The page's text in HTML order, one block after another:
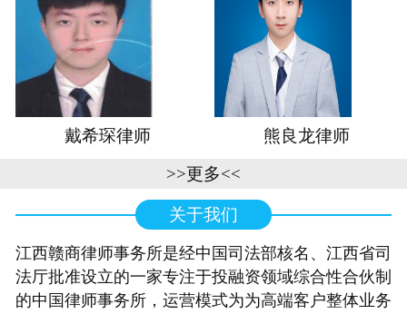
戴希琛律师 熊良龙律师
>>更多<<
关于我们
江西赣商律师事务所是经中国司法部核名、江西省司
法厅批准设立的一家专注于投融资领域综合性合伙制
的中国律师事务所，运营模式为为高端客户整体业务